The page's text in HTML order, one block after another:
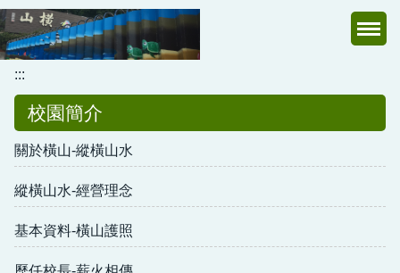
跳
到
主
要
內
區
:::
校園簡介
關於橫山-縱橫山水
縱橫山水-經營理念
基本資料-橫山護照